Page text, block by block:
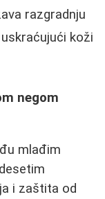
razgradnju
koži
negom
mlađim
i zaštita od